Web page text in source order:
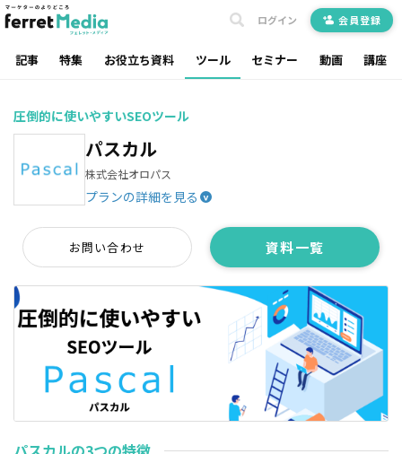
記事 特集 お役立ち資料 ツール セミナー 動画 講座
ログイン 会員登録
圧倒的に使いやすいSEOツール
パスカル
株式会社オロパス
プランの詳細を見る ^
お問い合わせ 資料一覧